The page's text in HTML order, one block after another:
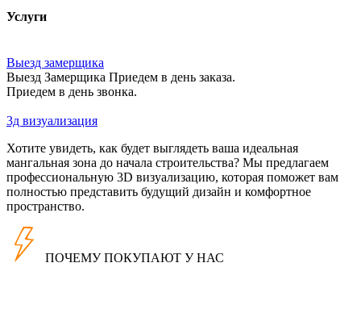
Услуги
Выезд замерщика
Выезд Замерщика Приедем в день заказа.
Приедем в день звонка.
3д визуализация
Хотите увидеть, как будет выглядеть ваша идеальная
мангальная зона до начала строительства? Мы предлагаем
профессиональную 3D визуализацию, которая поможет вам
полностью представить будущий дизайн и комфортное
пространство.
ПОЧЕМУ ПОКУПАЮТ У НАС